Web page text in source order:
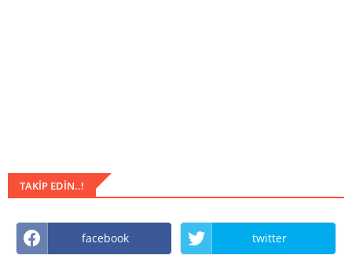
TAKIP EDIN..!
facebook twitter